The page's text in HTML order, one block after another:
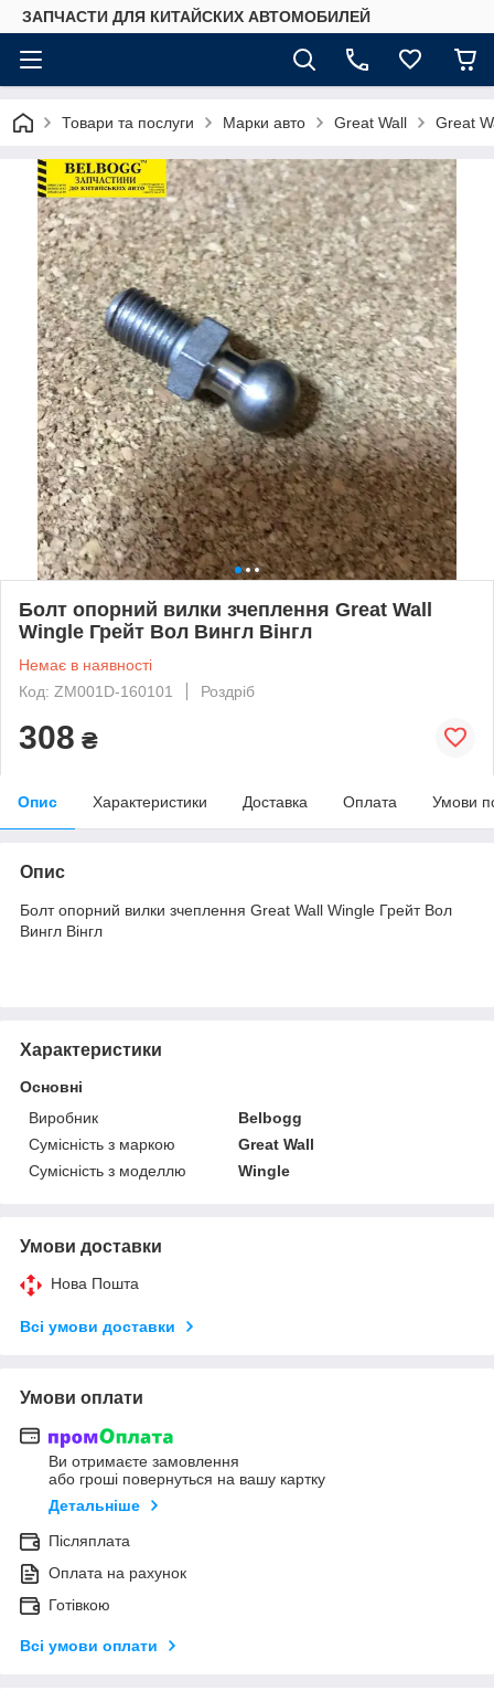
ЗАПЧАСТИ ДЛЯ КИТАЙСКИХ АВТОМОБИЛЕЙ
Товари та послуги Марки авто Great Wall Great
Болт опорний вилки зчеплення Great Wall
Wingle Грейт Вол Вингл Вінгл
Немає в наявності
Код: ZM001D-160101
Роздріб
308 ₴
Опис Характеристики Доставка Оплата Умови
Опис
Болт опорний вилки зчеплення Great Wall Wingle Грейт Вол
Вингл Вінгл
Характеристики
Основні
Виробник
Belbogg
Сумісність з маркою
Great Wall
Сумісність з моделлю
Wingle
Умови доставки
Нова Пошта
Всі умови доставки
Умови оплати
Ви отримаєте замовлення
або гроші повернуться на вашу картку
Детальніше
Післяплата
Оплата на рахунок
Готівкою
Всі умови оплати